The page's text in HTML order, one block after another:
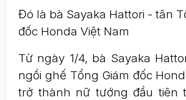
Đó là bà Sayaka Hattori - tân
đốc Honda Việt Nam
Từ ngày 1/4, bà Sayaka
ngồi ghế Tổng Giám đốc
trở thành nữ tướng đầu tiên